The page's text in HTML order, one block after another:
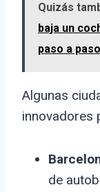
Quizás
baja un
paso a paso
Algunas
innovadores
de